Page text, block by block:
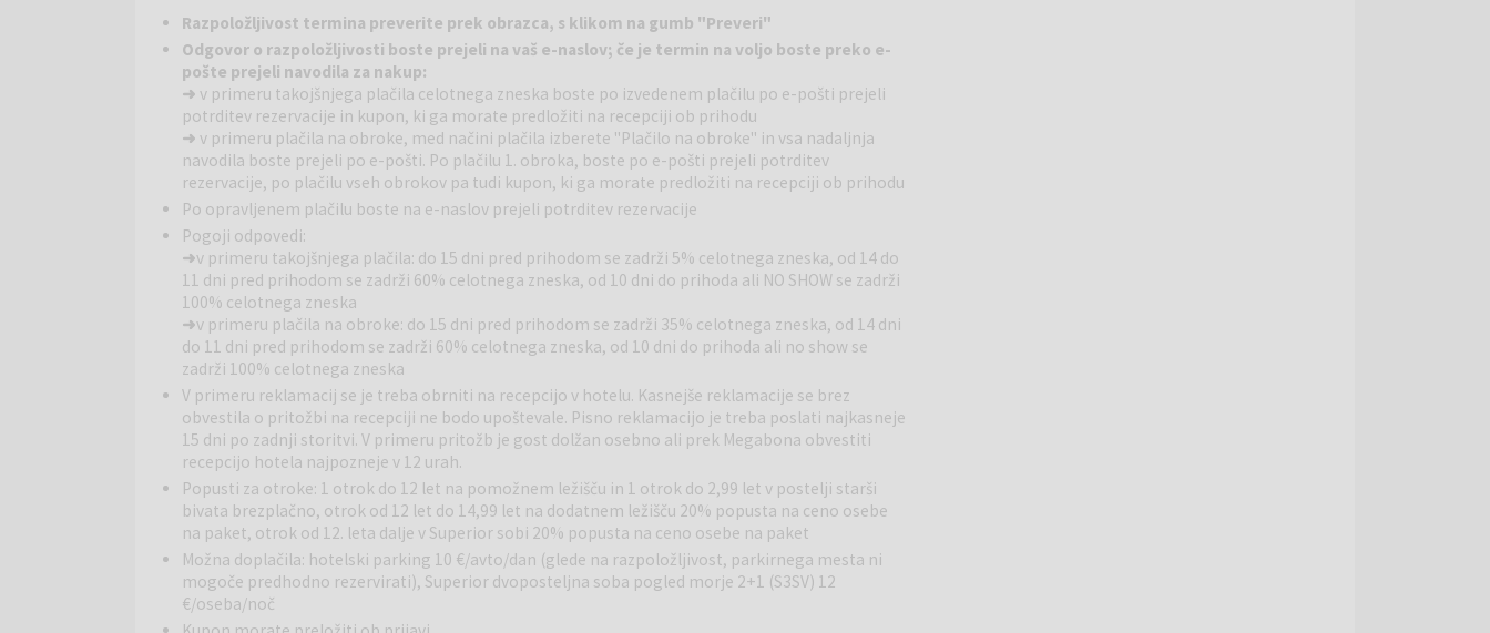
Vse sobe vključujejo satelitsko televizijo in balkon s pogledom na morje ali park. Imajo tudi zasebno kopalnico s
kadjo, sušilcem za lase in z brezplačnim toaletnim priborom.
Wellness:Spa in wellness center se razprostira na približno 1.000 m² in je zasnovan kot oaza sprostitve. Na voljo
so finska savna, masažna kad, Kneipp prha, solariji ter fitnes. Gostje lahko izbirajo med pestro ponudbo masaž in
lepotnih tretmajev, ki poskrbijo za popolno regeneracijo telesa in duha.
Bazeni:Hotel ponuja notranji bazen, zunanji bazen ter manjši otroški bazen. Bazenski del je primeren tako za
sproščeno plavanje kot za družinsko preživljanje časa, z možnostjo počitka na ležalnikih v toplejših mesecih.
Restavracije in bari:Hotelska restavracija ponuja raznoliko kulinarično ponudbo z lokalnimi in mednarodnimi
jedmi. Bar s sončno teraso nudi prijeten ambient za jutranjo kavo ali večerni koktajl, ob čudovitem pogledu na
paški zaliv.
Ostale storitve:Gostom so na voljo brezplačen WiFi, fitnes, masaže, lepotni tretmaji ter možnost najema
otroške posteljice na zahtevo. Hotel je primeren tudi za goste, ki si želijo aktivnega oddiha ali sprostitve v
urejenem hotelskem okolju.
Okolica:Neposredno pred hotelom se razteza prodnata plaža, primerna za kopanje in sončenje. Sprehod ob
obali vodi do starega mestnega jedra Paga, kjer so na voljo trgovine, kavarne in restavracije. Okolica ponuja tudi
možnosti za sprehode, kolesarjenje in raziskovanje naravnih lepot otoka.
Pagje zgodovinsko mesto, znano po paški soli, čipki in edinstveni kulinarični ponudbi. V mestu si lahko ogledate
muzej soli in galerijo tradicionalne paške čipke ter uživate v pristnem mediteranskem vzdušju. Otok Pag slovi po
razgibani pokrajini, kristalno čistem morju in bogati kulturni dediščini, kar ga uvršča med priljubljene destinacije za
sproščen ali aktiven oddih.
Razpoložljivost termina preverite prek obrazca, s klikom na gumb "Preveri"
Odgovor o razpoložljivosti boste prejeli na vaš e-naslov; če je termin na voljo boste preko e-
pošte prejeli navodila za nakup:
➜ v primeru takojšnjega plačila celotnega zneska boste po izvedenem plačilu po e-pošti prejeli
potrditev rezervacije in kupon, ki ga morate predložiti na recepciji ob prihodu
➜ v primeru plačila na obroke, med načini plačila izberete "Plačilo na obroke" in vsa nadaljnja
navodila boste prejeli po e-pošti. Po plačilu 1. obroka, boste po e-pošti prejeli potrditev
rezervacije, po plačilu vseh obrokov pa tudi kupon, ki ga morate predložiti na recepciji ob prihodu
Po opravljenem plačilu boste na e-naslov prejeli potrditev rezervacije
Pogoji odpovedi:
➜v primeru takojšnjega plačila: do 15 dni pred prihodom se zadrži 5% celotnega zneska, od 14 do
11 dni pred prihodom se zadrži 60% celotnega zneska, od 10 dni do prihoda ali NO SHOW se zadrži
100% celotnega zneska
➜v primeru plačila na obroke: do 15 dni pred prihodom se zadrži 35% celotnega zneska, od 14 dni
do 11 dni pred prihodom se zadrži 60% celotnega zneska, od 10 dni do prihoda ali no show se
zadrži 100% celotnega zneska
V primeru reklamacij se je treba obrniti na recepcijo v hotelu. Kasnejše reklamacije se brez
obvestila o pritožbi na recepciji ne bodo upoštevale. Pisno reklamacijo je treba poslati najkasneje
15 dni po zadnji storitvi. V primeru pritožb je gost dolžan osebno ali prek Megabona obvestiti
recepcijo hotela najpozneje v 12 urah.
Popusti za otroke: 1 otrok do 12 let na pomožnem ležišču in 1 otrok do 2,99 let v postelji starši
bivata brezplačno, otrok od 12 let do 14,99 let na dodatnem ležišču 20% popusta na ceno osebe
na paket, otrok od 12. leta dalje v Superior sobi 20% popusta na ceno osebe na paket
Možna doplačila: hotelski parking 10 €/avto/dan (glede na razpoložljivost, parkirnega mesta ni
mogoče predhodno rezervirati), Superior dvoposteljna soba pogled morje 2+1 (S3SV) 12
€/oseba/noč